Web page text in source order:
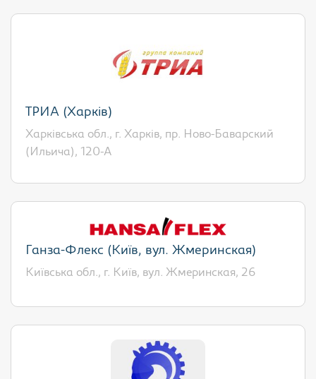
ТРИА (Харків)
Харківська обл., г. Харків, пр. Ново-Баварский
(Ильича), 120-А
Ганза-Флекс (Київ, вул. Жмеринская)
Київська обл., г. Київ, вул. Жмеринская, 26